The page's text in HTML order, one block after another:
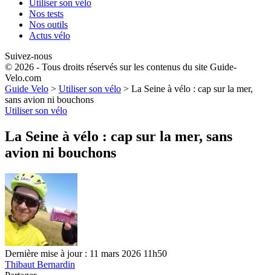
Utiliser son vélo
Nos tests
Nos outils
Actus vélo
Suivez-nous
© 2026 - Tous droits réservés sur les contenus du site Guide-
Velo.com
Guide Velo > Utiliser son vélo > La Seine à vélo : cap sur la mer,
sans avion ni bouchons
Utiliser son vélo
La Seine à vélo : cap sur la mer, sans
avion ni bouchons
Dernière mise à jour : 11 mars 2026 11h50
Thibaut Bernardin